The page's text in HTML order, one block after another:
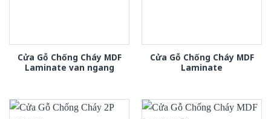
Cửa Gỗ Chống Cháy MDF
Laminate van ngang
Cửa Gỗ Chống Cháy MDF
Laminate